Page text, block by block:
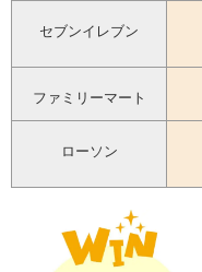
セブンイレブン
ファミリーマート
ローソン